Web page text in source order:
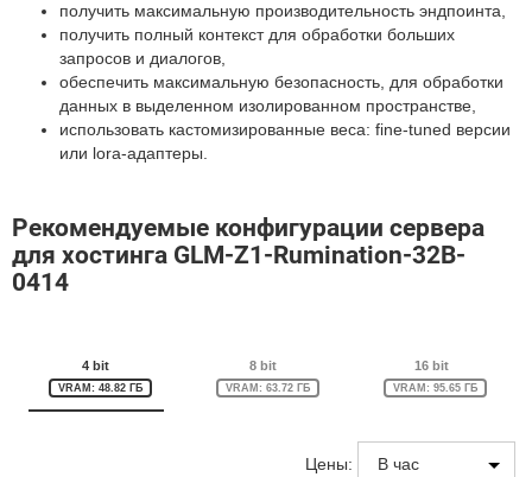
получить максимальную производительность эндпоинта,
получить полный контекст для обработки больших
запросов и диалогов,
обеспечить максимальную безопасность, для обработки
данных в выделенном изолированном пространстве,
использовать кастомизированные веса: fine-tuned версии
или lora-адаптеры.
Рекомендуемые конфигурации сервера
для хостинга GLM-Z1-Rumination-32B-
0414
4 bit
VRAM: 48.82 ГБ
8 bit
VRAM: 63.72 ГБ
16 bit
VRAM: 95.65 ГБ
Цены: